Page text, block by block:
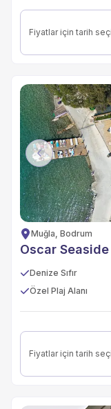
Fiyatlar için tarih
Previous
Muğla, Bodrum
Oscar
Denize Sıfır
Özel Plaj Alanı
Fiyatlar için tarih